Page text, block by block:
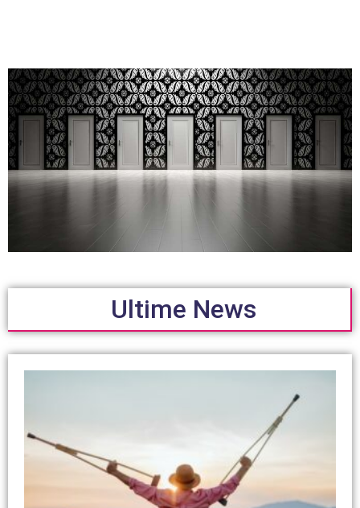
Ultime News